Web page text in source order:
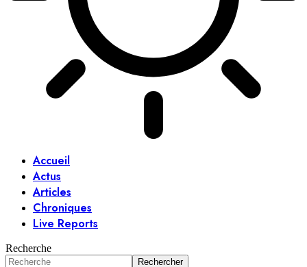
Accueil
Actus
Articles
Chroniques
Live Reports
Recherche